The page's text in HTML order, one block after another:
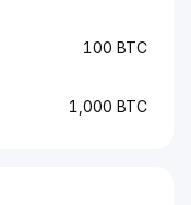
100 BTC
1,000 BTC